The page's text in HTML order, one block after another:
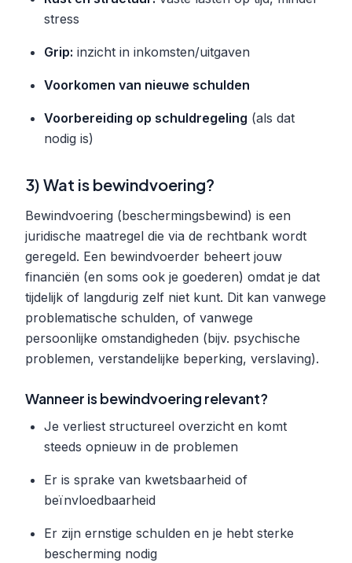
stress
Grip: inzicht in inkomsten/uitgaven
Voorkomen van nieuwe schulden
Voorbereiding op schuldregeling (als dat
nodig is)
3) Wat is bewindvoering?
Bewindvoering (beschermingsbewind) is een
juridische maatregel die via de rechtbank wordt
geregeld. Een bewindvoerder beheert jouw
financiën (en soms ook je goederen) omdat je dat
tijdelijk of langdurig zelf niet kunt. Dit kan vanwege
problematische schulden, of vanwege
persoonlijke omstandigheden (bijv. psychische
problemen, verstandelijke beperking, verslaving).
Wanneer is bewindvoering relevant?
Je verliest structureel overzicht en komt
steeds opnieuw in de problemen
Er is sprake van kwetsbaarheid of
beïnvloedbaarheid
Er zijn ernstige schulden en je hebt sterke
bescherming nodig